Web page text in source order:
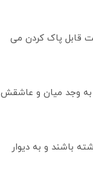
قابل پاک کردن می
به وجد میان و عاشقش
باشند و به دیوار